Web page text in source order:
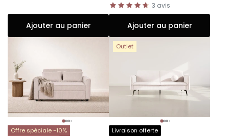
Ajouter au panier
3 avis
Ajouter au panier
Offre spéciale -10%
Outlet
Livraison offerte